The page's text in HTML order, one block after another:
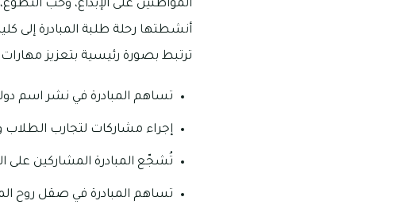
المواطنين على الإبداع، وحب
ترتبط بصورة رئيسية بتعزيز مهارات
تساهم المبادرة في نشر اسم
إجراء مشاركات لتجارب الطلاب
تُشجّع المبادرة المشاركين على
تساهم المبادرة في صقل روح